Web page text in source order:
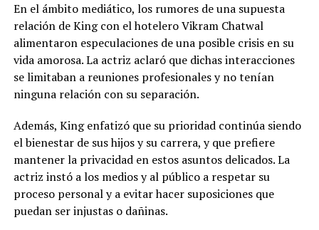
En el ámbito mediático, los rumores de una supuesta
relación de King con el hotelero Vikram Chatwal
alimentaron especulaciones de una posible crisis en su
vida amorosa. La actriz aclaró que dichas interacciones
se limitaban a reuniones profesionales y no tenían
ninguna relación con su separación.
Además, King enfatizó que su prioridad continúa siendo
el bienestar de sus hijos y su carrera, y que prefiere
mantener la privacidad en estos asuntos delicados. La
actriz instó a los medios y al público a respetar su
proceso personal y a evitar hacer suposiciones que
puedan ser injustas o dañinas.